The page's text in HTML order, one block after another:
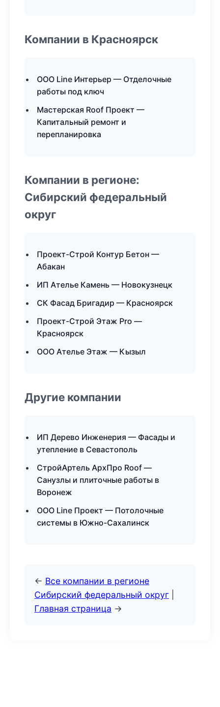
Компании в Красноярск
ООО Line Интерьер — Отделочные
работы под ключ
Мастерская Roof Проект —
Капитальный ремонт и
перепланировка
Компании в регионе:
Сибирский федеральный
округ
Проект-Строй Контур Бетон —
Абакан
ИП Ателье Камень — Новокузнецк
СК Фасад Бригадир — Красноярск
Проект-Строй Этаж Pro —
Красноярск
ООО Ателье Этаж — Кызыл
Другие компании
ИП Дерево Инженерия — Фасады и
утепление в Севастополь
СтройАртель АрхПро Roof —
Санузлы и плиточные работы в
Воронеж
ООО Line Проект — Потолочные
системы в Южно-Сахалинск
← Все компании в регионе
Сибирский федеральный округ
Главная страница →